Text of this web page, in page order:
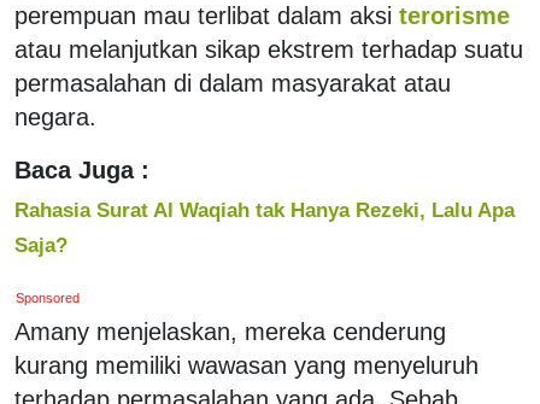
perempuan mau terlibat dalam aksi terorisme
atau melanjutkan sikap ekstrem terhadap suatu
permasalahan di dalam masyarakat atau
negara.
Baca Juga :
Rahasia Surat Al Waqiah tak Hanya Rezeki, Lalu Apa
Saja?
Sponsored
Amany menjelaskan, mereka cenderung
kurang memiliki wawasan yang menyeluruh